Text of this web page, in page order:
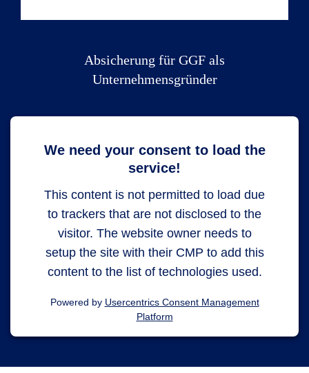
Absicherung für GGF als
Unternehmensgründer
We need your consent to load the
service!
This content is not permitted to load due
to trackers that are not disclosed to the
visitor. The website owner needs to
setup the site with their CMP to add this
content to the list of technologies used.
Powered by Usercentrics Consent Management
Platform